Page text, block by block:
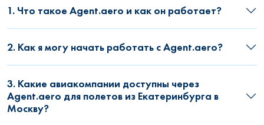
1. Что такое Agent.aero и как он работает?
2. Как я могу начать работать с Agent.aero?
3. Какие авиакомпании доступны через
Agent.aero для полетов из Екатеринбурга в
Москву?